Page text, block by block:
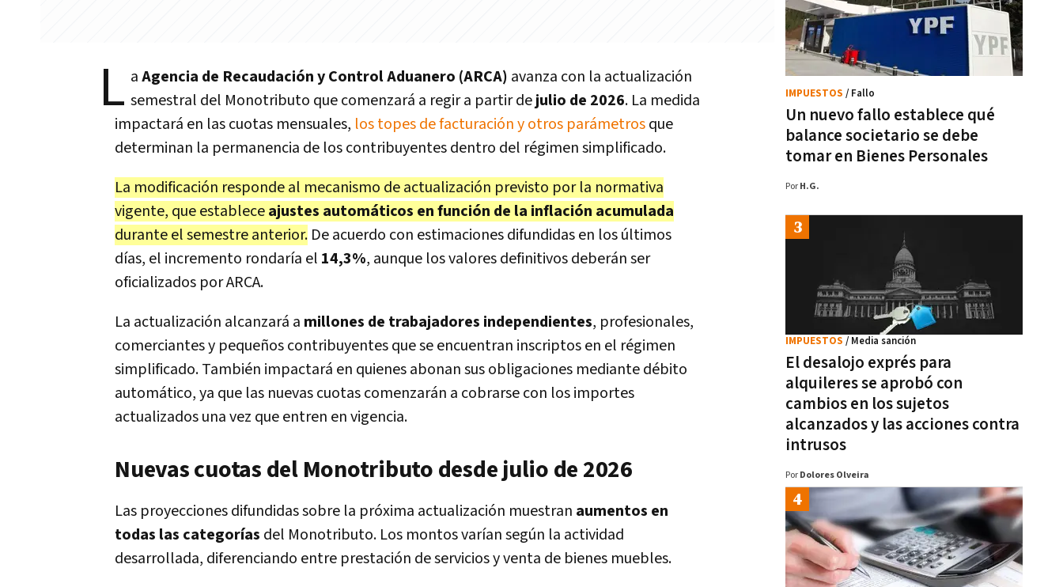
L aAgencia de Recaudación y Control Aduanero (ARCA) avanza con la actualización
semestral del Monotributo que comenzará a regir a partir dejulio de 2026. La medida
impactará en las cuotas mensuales, los topes de facturación y otros parámetrosque
determinan la permanencia de los contribuyentes dentro del régimen simplificado.
La modificación responde al mecanismo de actualización previsto por la normativa
vigente, que estableceajustes automáticos en función de la inflación acumulada
durante el semestre anterior. De acuerdo con estimaciones difundidas en los últimos
días, el incremento rondaría el 14,3%, aunque los valores definitivos deberán ser
oficializados por ARCA.
La actualización alcanzará a millones de trabajadores independientes, profesionales,
comerciantes y pequeños contribuyentes que se encuentran inscriptos en el régimen
simplificado. También impactará en quienes abonan sus obligaciones mediante débito
automático, ya que las nuevas cuotas comenzarán a cobrarse con los importes
actualizados una vez que entren en vigencia.
Nuevas cuotas del Monotributo desde julio de 2026
Las proyecciones difundidas sobre la próxima actualización muestran aumentos en
todas las categorías del Monotributo. Los montos varían según la actividad
desarrollada, diferenciando entre prestación de servicios y venta de bienes muebles.
Un nuevo fallo establece qué
balance societario se debe
tomar en Bienes Personales
IMPUESTOS / Fallo
Por H.G.
El desalojo exprés para
alquileres se aprobó con
cambios en los sujetos
alcanzados y las acciones contra
intrusos
IMPUESTOS / Media sanción
Por Dolores Olveira